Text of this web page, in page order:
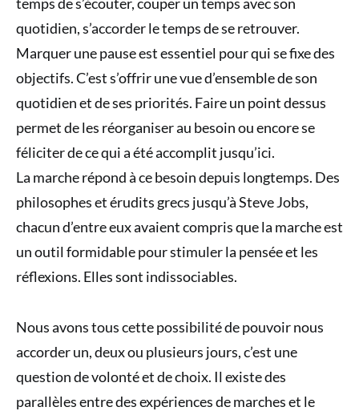
quotidien, s’accorder le temps de se retrouver.
Marquer une pause est essentiel pour qui se fixe des
objectifs. C’est s’offrir une vue d’ensemble de son
quotidien et de ses priorités. Faire un point dessus
permet de les réorganiser au besoin ou encore se
féliciter de ce qui a été accomplit jusqu’ici.
La marche répond à ce besoin depuis longtemps. Des
philosophes et érudits grecs jusqu’à Steve Jobs,
chacun d’entre eux avaient compris que la marche est
un outil formidable pour stimuler la pensée et les
réflexions. Elles sont indissociables.
Nous avons tous cette possibilité de pouvoir nous
accorder un, deux ou plusieurs jours, c’est une
question de volonté et de choix. Il existe des
parallèles entre des expériences de marches et le